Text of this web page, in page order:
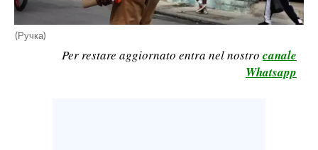
ALTRI SPORT
(Ручка)
Per restare aggiornato entra nel nostro canale
Whatsapp